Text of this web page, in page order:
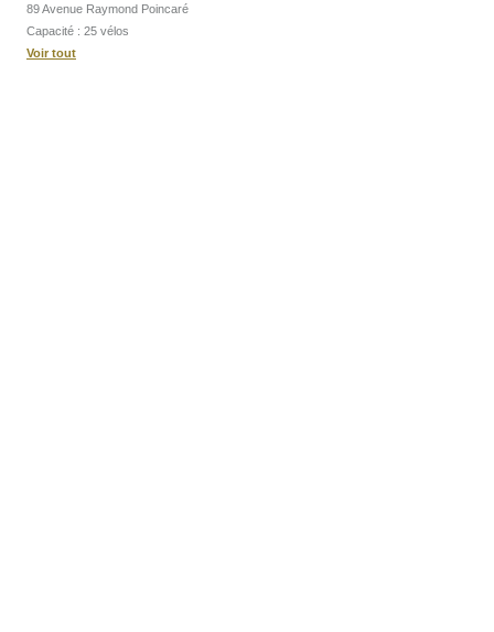
89 Avenue Raymond Poincaré
Capacité : 25 vélos
Voir tout